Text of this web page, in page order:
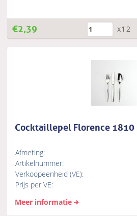
€2,39 x12
Cocktaillepel Florence
Afmeting:
Artikelnummer:
Verkoopeenheid (VE):
Prijs per VE:
Meer informatie